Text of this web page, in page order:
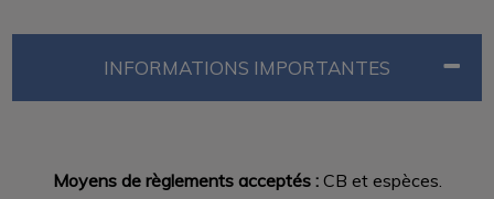
INFORMATIONS IMPORTANTES
Moyens de règlements acceptés :CB et espèces.